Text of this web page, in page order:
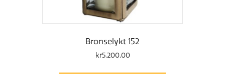
Bronselykt 152
kr5.200,00